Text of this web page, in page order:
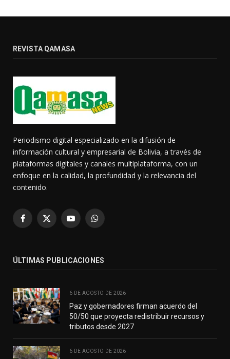
REVISTA QAMASA
Periodismo digital especializado en la difusión de
información cultural y empresarial de Bolivia, a través de
plataformas digitales y canales multiplataforma, con un
enfoque en la calidad, la profundidad y la relevancia del
contenido.
Facebook
X
YouTubeWhatsApp
ÚLTIMAS PUBLICACIONES
6 DE AGOSTO DE 2026
Paz y gobernadores firman acuerdo del
50/50 que proyecta redistribuir recursos y
tributos desde 2027
6 DE AGOSTO DE 2026